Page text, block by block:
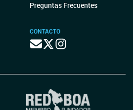
Preguntas Frecuentes
CONTACTO